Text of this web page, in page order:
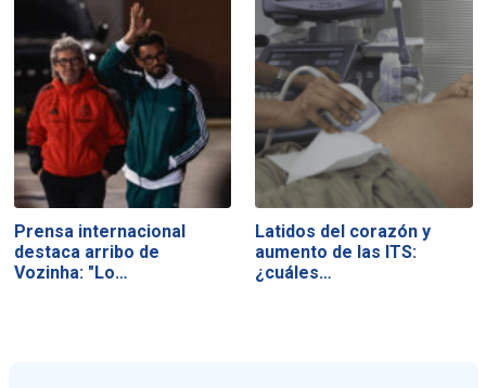
Prensa internacional
destaca arribo de
Vozinha: "Lo…
Latidos del corazón y
aumento de las ITS:
¿cuáles…